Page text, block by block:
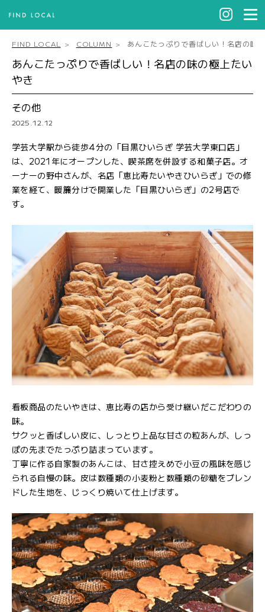
FIND LOCAL COLUMN あんこたっぷりで香ばしい！名店の味
あんこたっぷりで香ばしい！名店の味の極上たい
やき
その他
2025.12.12
学芸大学駅から徒歩4分の「目黒ひいらぎ 学芸大学東口店」
は、2021年にオープンした、喫茶席を併設する和菓子店。オ
ーナーの野中さんが、名店「恵比寿たいやきひいらぎ」での修
業を経て、暖簾分けで開業した「目黒ひいらぎ」の2号店で
す。
看板商品のたいやきは、恵比寿の店から受け継いだこだわりの
味。
サクッと香ばしい皮に、しっとり上品な甘さの粒あんが、しっ
ぽの先までたっぷり詰まっています。
丁寧に作る自家製のあんこは、甘さ控えめで小豆の風味を感じ
られる自慢の味。皮は数種類の小麦粉と数種類の砂糖をブレン
ドした生地を、じっくり焼いて仕上げます。